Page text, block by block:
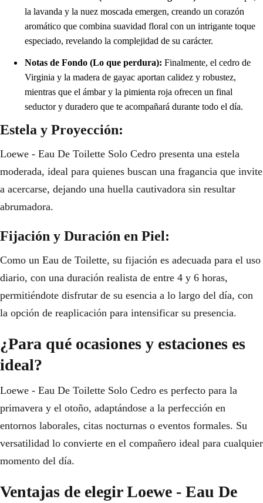
la lavanda y la nuez moscada emergen, creando un corazón
aromático que combina suavidad floral con un intrigante toque
especiado, revelando la complejidad de su carácter.
Notas de Fondo (Lo que perdura): Finalmente, el cedro de
Virginia y la madera de gayac aportan calidez y robustez,
mientras que el ámbar y la pimienta roja ofrecen un final
seductor y duradero que te acompañará durante todo el día.
Estela y Proyección:
Loewe - Eau De Toilette Solo Cedro presenta una estela
moderada, ideal para quienes buscan una fragancia que invite
a acercarse, dejando una huella cautivadora sin resultar
abrumadora.
Fijación y Duración en Piel:
Como un Eau de Toilette, su fijación es adecuada para el uso
diario, con una duración realista de entre 4 y 6 horas,
permitiéndote disfrutar de su esencia a lo largo del día, con
la opción de reaplicación para intensificar su presencia.
¿Para qué ocasiones y estaciones es
ideal?
Loewe - Eau De Toilette Solo Cedro es perfecto para la
primavera y el otoño, adaptándose a la perfección en
entornos laborales, citas nocturnas o eventos formales. Su
versatilidad lo convierte en el compañero ideal para cualquier
momento del día.
Ventajas de elegir Loewe - Eau De